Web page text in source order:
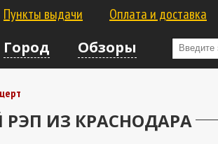
Пункты выдачи Оплата и доставка
Город Обзоры
ИЗ КРАСНОДАРА